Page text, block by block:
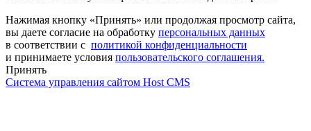
Нажимая кнопку «Принять» или продолжая просмотр сайта,
вы даете согласие на обработку персональных данных
в соответствии с политикой конфиденциальности
и принимаете условия пользовательского соглашения.
Принять
Система управления сайтом Host CMS